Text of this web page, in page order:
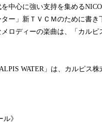
中心に強い支持を集める
ー」新ＴＶＣＭのために書
ロディーの楽曲は、「カル
WATER」は、カルピス株
》